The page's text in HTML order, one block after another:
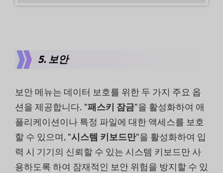
5. 보안
보안 메뉴는 데이터 보호를 위한 두 가지 주요 옵
션을 제공합니다. "패스키 잠금"을 활성화하여 애
플리케이션이나 특정 파일에 대한 액세스를 보호
할 수 있으며, "시스템 키보드만"을 활성화하여 입
력 시 기기의 신뢰할 수 있는 시스템 키보드만 사
용하도록 하여 잠재적인 보안 위험을 방지할 수 있